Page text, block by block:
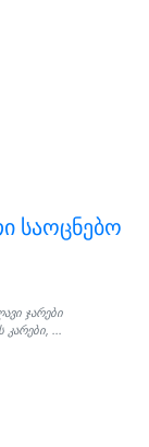
საოცნებო
ჯარები
...